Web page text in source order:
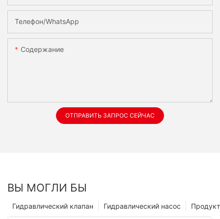
Телефон/WhatsApp
Содержание
ОТПРАВИТЬ ЗАПРОС СЕЙЧАС
ВЫ МОГЛИ БЫ
Гидравлический насос
Гидравлический клапан